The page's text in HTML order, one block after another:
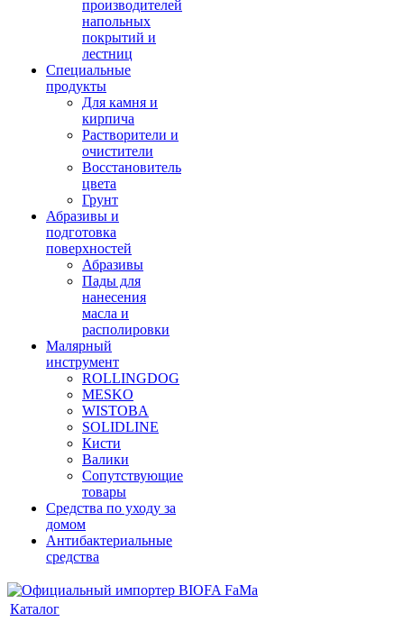
производителей
напольных
покрытий и
лестниц
Специальные
продукты
Для камня и
кирпича
Растворители и
очистители
Восстановитель
цвета
Грунт
Абразивы и
подготовка
поверхностей
Абразивы
Пады для
нанесения
масла и
располировки
Малярный
инструмент
ROLLINGDOG
MESKO
WISTOBA
SOLIDLINE
Кисти
Валики
Сопутствующие
товары
Средства по уходу за
домом
Антибактериальные
средства
Каталог